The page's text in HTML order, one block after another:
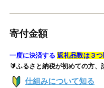
寄付金額
一度に決済する 返礼品数は３つ
🔰ふるさと納税が初めての方、
仕組みについて知る